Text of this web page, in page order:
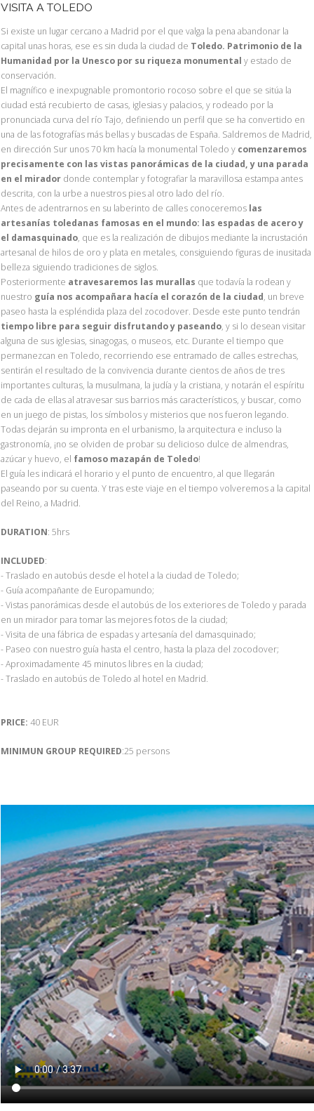
VISITA A TOLEDO
Si existe un lugar cercano a Madrid por el que valga la pena abandonar la
capital unas horas, ese es sin duda la ciudad de Toledo. Patrimonio de la
Humanidad por la Unesco por su riqueza monumental y estado de
conservación.
El magnífico e inexpugnable promontorio rocoso sobre el que se sitúa la
ciudad está recubierto de casas, iglesias y palacios, y rodeado por la
pronunciada curva del río Tajo, definiendo un perfil que se ha convertido en
una de las fotografías más bellas y buscadas de España. Saldremos de Madrid,
en dirección Sur unos 70 km hacía la monumental Toledo y comenzaremos
precisamente con las vistas panorámicas de la ciudad, y una parada
en el mirador donde contemplar y fotografiar la maravillosa estampa antes
descrita, con la urbe a nuestros pies al otro lado del río.
Antes de adentrarnos en su laberinto de calles conoceremos las
artesanías toledanas famosas en el mundo: las espadas de acero y
el damasquinado, que es la realización de dibujos mediante la incrustación
artesanal de hilos de oro y plata en metales, consiguiendo figuras de inusitada
belleza siguiendo tradiciones de siglos.
Posteriormente atravesaremos las murallas que todavía la rodean y
nuestro guía nos acompañara hacía el corazón de la ciudad, un breve
paseo hasta la espléndida plaza del zocodover. Desde este punto tendrán
tiempo libre para seguir disfrutando y paseando, y si lo desean visitar
alguna de sus iglesias, sinagogas, o museos, etc. Durante el tiempo que
permanezcan en Toledo, recorriendo ese entramado de calles estrechas,
sentirán el resultado de la convivencia durante cientos de años de tres
importantes culturas, la musulmana, la judía y la cristiana, y notarán el espíritu
de cada de ellas al atravesar sus barrios más característicos, y buscar, como
en un juego de pistas, los símbolos y misterios que nos fueron legando.
Todas dejarán su impronta en el urbanismo, la arquitectura e incluso la
gastronomía, ¡no se olviden de probar su delicioso dulce de almendras,
azúcar y huevo, el famoso mazapán de Toledo!
El guía les indicará el horario y el punto de encuentro, al que llegarán
paseando por su cuenta. Y tras este viaje en el tiempo volveremos a la capital
del Reino, a Madrid.
DURATION: 5hrs
INCLUDED:
- Traslado en autobús desde el hotel a la ciudad de Toledo;
- Guía acompañante de Europamundo;
- Vistas panorámicas desde el autobús de los exteriores de Toledo y parada
en un mirador para tomar las mejores fotos de la ciudad;
- Visita de una fábrica de espadas y artesanía del damasquinado;
- Paseo con nuestro guía hasta el centro, hasta la plaza del zocodover;
- Aproximadamente 45 minutos libres en la ciudad;
- Traslado en autobús de Toledo al hotel en Madrid.
PRICE: 40 EUR
MINIMUN GROUP REQUIRED:25 persons